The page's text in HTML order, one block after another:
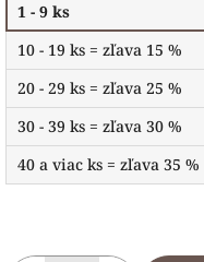
1 - 9 ks
10 - 19 ks = zľava 15 %
20 - 29 ks = zľava 25 %
30 - 39 ks = zľava 30 %
40 a viac ks = zľava 35 %